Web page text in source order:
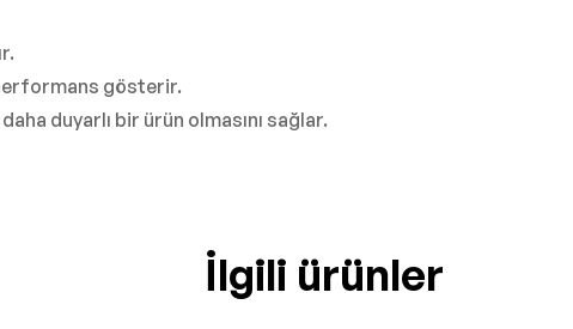
gösterir.
duyarlı bir ürün olmasını sağlar.
İlgili ürünler